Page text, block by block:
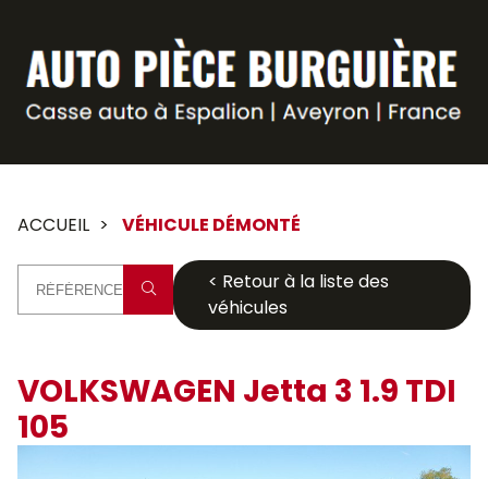
ACCUEIL VÉHICULE DÉMONTÉ
< Retour à la liste des
véhicules
VOLKSWAGEN Jetta 3 1.9 TDI
105